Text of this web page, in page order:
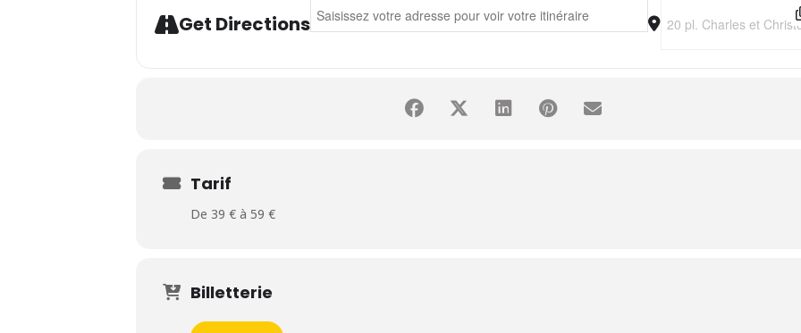
Get Directions
Address - Born In 90 [t5WRV6bef] [] Destination Address -
Tarif
De 39 € à 59 €
Billetterie